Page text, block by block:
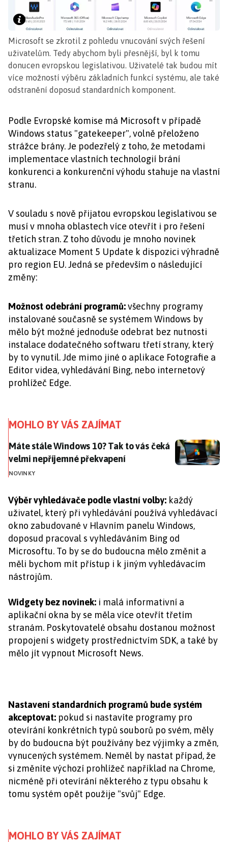
Microsoft se zkrotil z pohledu vnucování svých řešení
uživatelům. Tedy abychom byli přesnější, byl k tomu
donucen evropskou legislativou. Uživatelé tak budou mít
více možností výběru základních funkcí systému, ale také
odstranění doposud standardních komponent.
Podle Evropské komise má Microsoft v případě
Windows status "gatekeeper", volně přeloženo
strážce brány. Je podezřelý z toho, že metodami
implementace vlastních technologií brání
konkurenci a konkurenční výhodu stahuje na vlastní
stranu.
V souladu s nově přijatou evropskou legislativou se
musí v mnoha oblastech více otevřít i pro řešení
třetích stran. Z toho důvodu je mnoho novinek
aktualizace Moment 5 Update k dispozici výhradně
pro region EU. Jedná se především o následující
změny:
Možnost odebrání programů:všechny programy
instalované současně se systémem Windows by
mělo být možné jednoduše odebrat bez nutnosti
instalace dodatečného softwaru třetí strany, který
by to vynutil. Jde mimo jiné o aplikace Fotografie a
Editor videa, vyhledávání Bing, nebo internetový
prohlížeč Edge.
MOHLO BY VÁS ZAJÍMAT
Máte stále Windows 10? Tak to vás čeká velmi
Máte stále Windows 10? Tak to vás čeká
velmi nepříjemné překvapení
NOVINKY
Výběr vyhledávače podle vlastní volby: každý
uživatel, který při vyhledávání používá vyhledávací
okno zabudované v Hlavním panelu Windows,
doposud pracoval s vyhledáváním Bing od
Microsoftu. To by se do budoucna mělo změnit a
měli bychom mít přístup i k jiným vyhledávacím
nástrojům.
Widgety bez novinek: i malá informativní a
aplikační okna by se měla více otevřít třetím
stranám. Poskytovatelé obsahu dostanou možnost
propojení s widgety prostřednictvím SDK, a také by
mělo jít vypnout Microsoft News.
Nastavení standardních programů bude systém
akceptovat: pokud si nastavíte programy pro
otevírání konkrétních typů souborů po svém, měly
by do budoucna být používány bez výjimky a změn,
vynucených systémem. Neměl by nastat případ, že
si změníte výchozí prohlížeč například na Chrome,
nicméně při otevírání některého z typu obsahu k
tomu systém opět použije "svůj" Edge.
MOHLO BY VÁS ZAJÍMAT